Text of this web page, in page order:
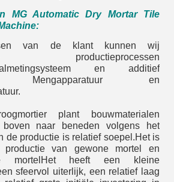
MG Automatic Dry Mortar Tile
van de klant kunnen wij
productieprocessen
en additief
Mengapparatuur en
plant bouwmaterialen
naar beneden volgens het
de productie is relatief soepel.Het is
van gewone mortel en
mortelHet heeft een kleine
sfeervol uiterlijk, een relatief laag